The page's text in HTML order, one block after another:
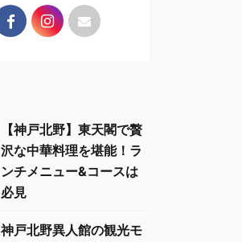
【神戸北野】東天閣で贅
沢な中華料理を堪能！ラ
ンチメニュー&コースは
必見
神戸北野異人館の観光モ